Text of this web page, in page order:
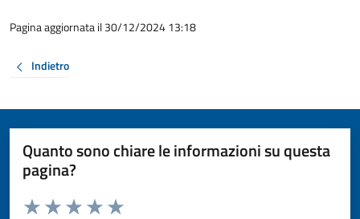
Pagina aggiornata il 30/12/2024 13:18
Indietro
Quanto sono chiare le informazioni su questa
pagina?
Valuta da 1 a 5 stelle la pagina